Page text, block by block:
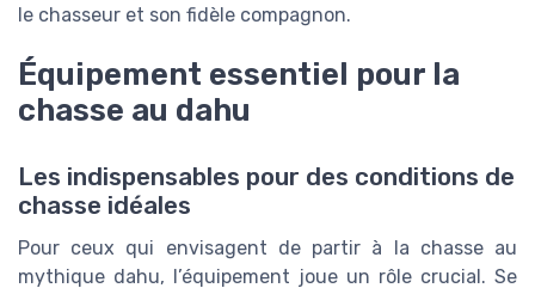
le chasseur et son fidèle compagnon.
Équipement essentiel pour la
chasse au dahu
Les indispensables pour des conditions de
chasse idéales
Pour ceux qui envisagent de partir à la chasse au
mythique dahu, l’équipement joue un rôle crucial. Se